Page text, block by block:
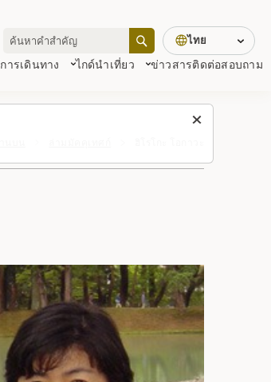
การเดินทาง ไกด์นำเที่ยว ข่าวสารติดต่อสอบถาม
ไทย